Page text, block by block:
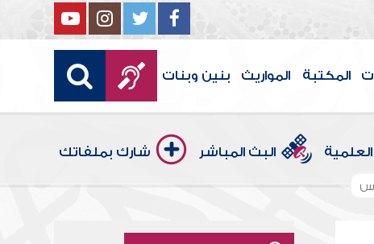
المكتبة المواريث بنين وبنات
البث المباشر شارك بملفاتك